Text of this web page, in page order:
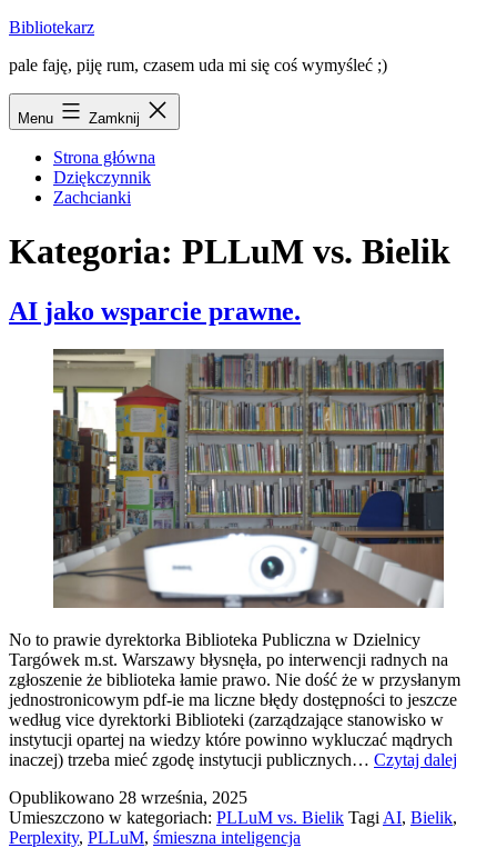
Przejdź
treści
Bibliotekarz
pale faję, piję rum, czasem uda mi się coś wymyśleć ;)
Menu Zamknij
Strona główna
Dziękczynnik
Zachcianki
Kategoria: PLLuM vs. Bielik
AI jako wsparcie prawne.
No to prawie dyrektorka Biblioteka Publiczna w Dzielnicy
Targówek m.st. Warszawy błysnęła, po interwencji radnych na
zgłoszenie że biblioteka łamie prawo. Nie dość że w przysłanym
jednostronicowym pdf-ie ma liczne błędy dostępności to jeszcze
według vice dyrektorki Biblioteki (zarządzające stanowisko w
instytucji opartej na wiedzy które powinno wykluczać mądrych
inaczej) trzeba mieć zgodę instytucji publicznych… Czytaj dalej
Opublikowano 28 września, 2025
Umieszczono w kategoriach: PLLuM vs. Bielik Tagi AI, Bielik,
Perplexity, PLLuM, śmieszna inteligencja